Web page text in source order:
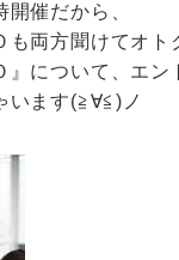
催だから、
も両方聞けてオト
』について、エン
います(≧∀≦)ノ